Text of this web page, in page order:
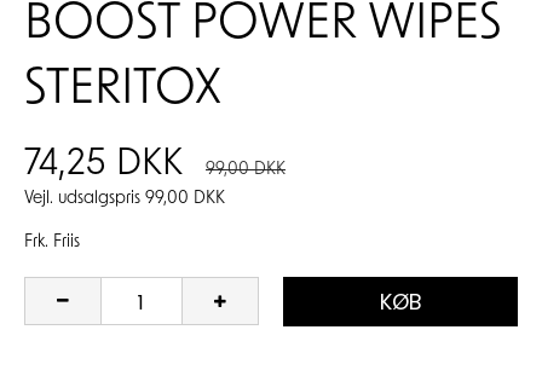
BOOST POWER WIPES
STERITOX
74,25 DKK
99,00 DKK
Vejl. udsalgspris 99,00 DKK
Frk. Friis
KØB